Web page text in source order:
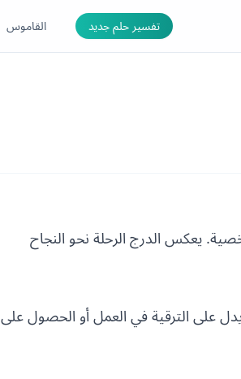
تفسير حلم جديد القاموس
يعكس الدرج الرحلة نحو النجاح
يدل على الترقية في العمل أو الحصول على